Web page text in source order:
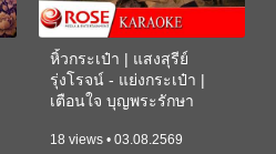
หิ้วกระเป๋า | แสงสุรีย์
รุ่งโรจน์ - แย่งกระเป๋า |
เตือนใจ บุญพระรักษา
18 views • 03.08.2569